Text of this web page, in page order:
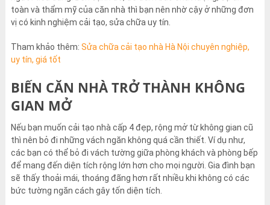
toàn và thẩm mỹ của căn nhà thì bạn nên nhờ cậy ở những đơn
vị có kinh nghiệm cải tạo, sửa chữa uy tín.
Tham khảo thêm: Sửa chữa cải tạo nhà Hà Nội chuyên nghiệp,
uy tín, giá tốt
BIẾN CĂN NHÀ TRỞ THÀNH KHÔNG
GIAN MỞ
Nếu bạn muốn cải tạo nhà cấp 4 đẹp, rộng mở từ không gian cũ
thì nên bỏ đi những vách ngăn không quá cần thiết. Ví dụ như,
các bạn có thể bỏ đi vách tường giữa phòng khách và phòng bếp
để mang đến diện tích rộng lớn hơn cho mọi người. Gia đình bạn
sẽ thấy thoải mái, thoáng đãng hơn rất nhiều khi không có các
bức tường ngăn cách gây tốn diện tích.